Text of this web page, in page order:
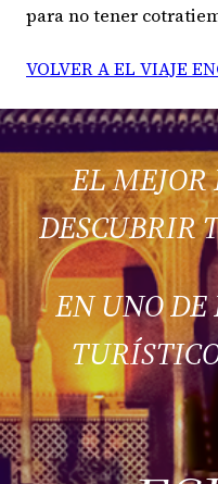
para no tener
VOLVER A EL VIAJE
EL MEJOR
DESCUBRIR
EN UNO DE